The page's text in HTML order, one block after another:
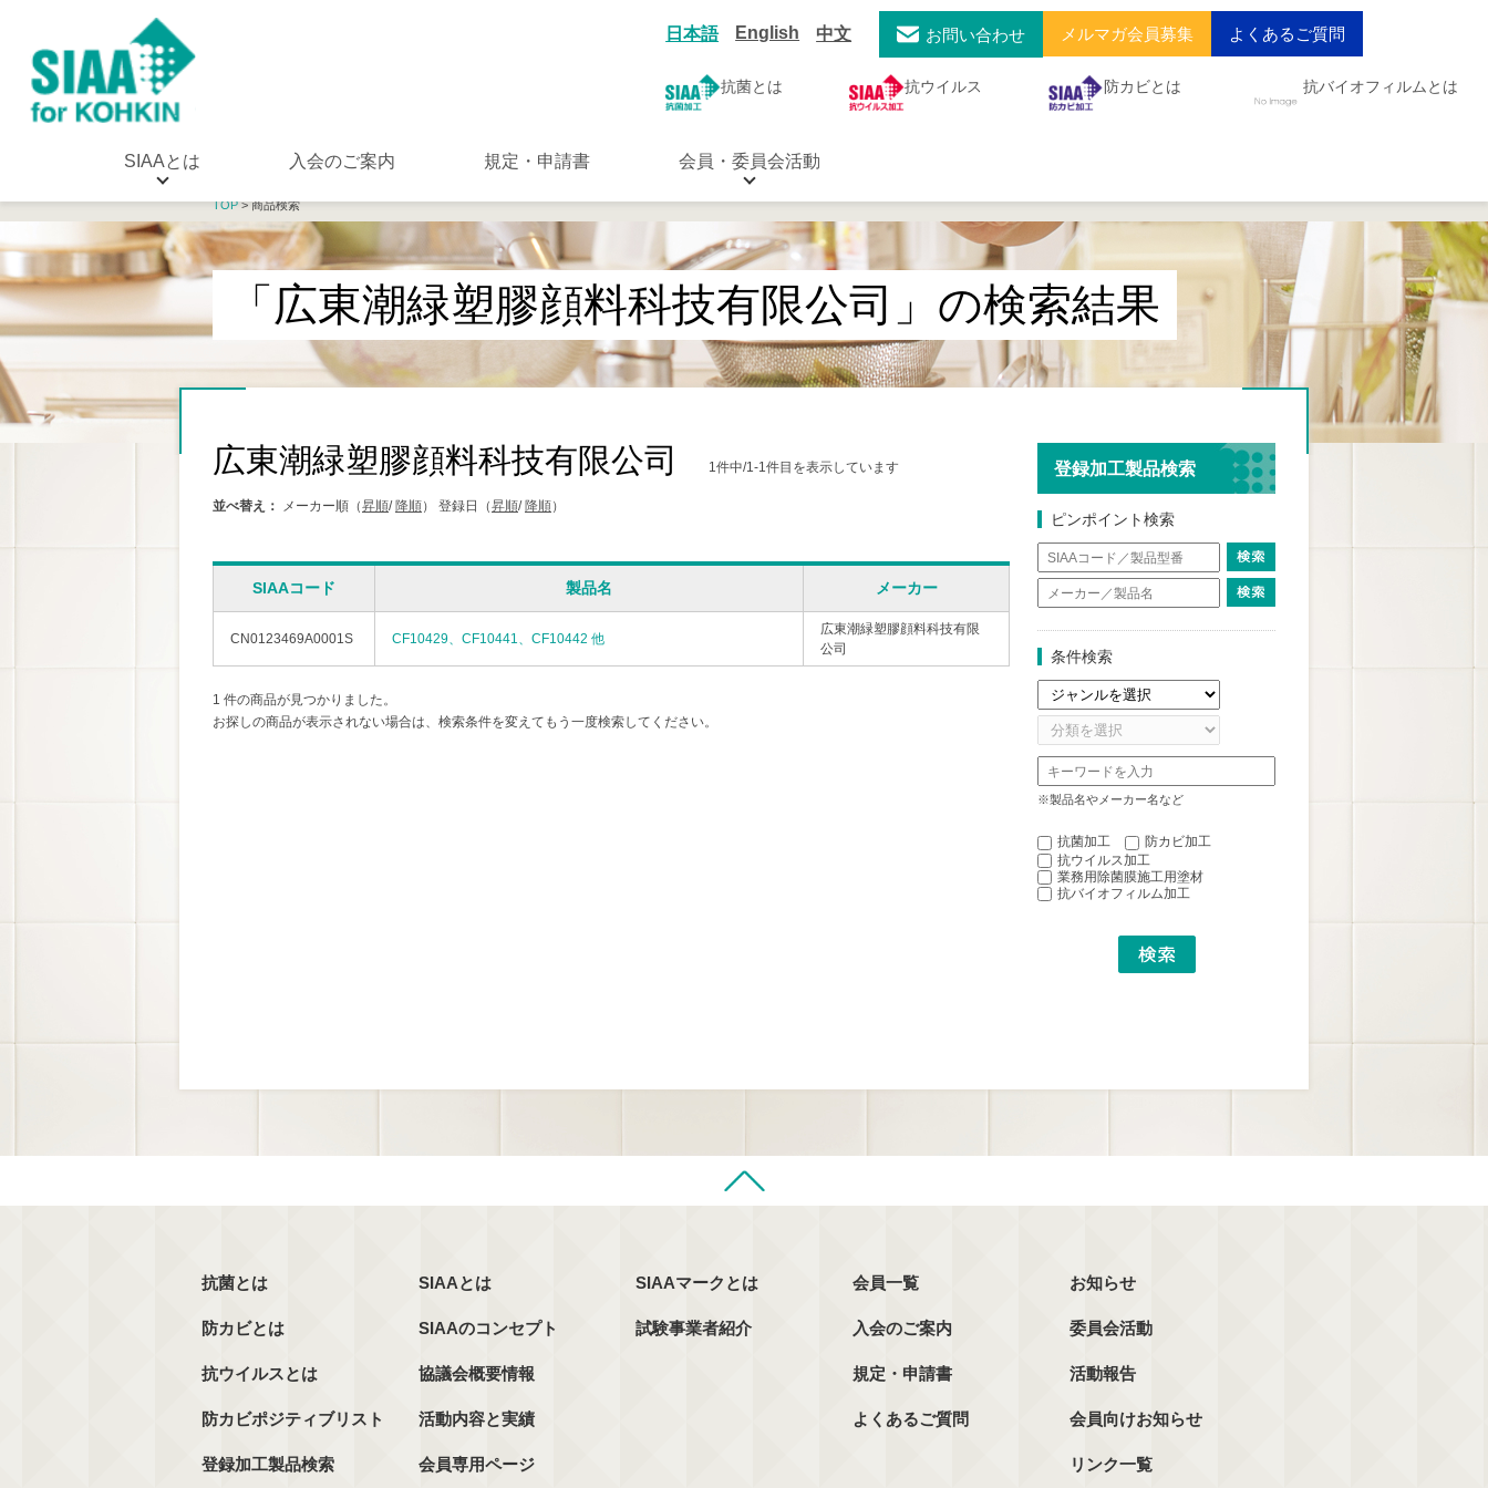
日本語 English 中文 お問い合わせ メルマガ会員募集 よくあるご質問
抗菌とは 抗ウイルス 防カビとは 抗バイオフィルムとは
SIAAとは 入会のご案内 規定・申請書 会員・委員会活動
TOP> 商品検索
「広東潮緑塑膠顔料科技有限公司」の検索結果
広東潮緑塑膠顔料科技有限公司 1件中/1-1件目を表示しています
並べ替え： メーカー順（昇順/ 降順） 登録日（昇順/ 降順）
SIAAコード 製品名 メーカー
CN0123469A0001S CF10429、CF10441、CF10442 他
広東潮緑塑膠顔料科技有限
公司
1 件の商品が見つかりました。
お探しの商品が表示されない場合は、検索条件を変えてもう一度検索してください。
登録加工製品検索
ピンポイント検索
条件検索
※製品名やメーカー名など
抗菌加工
防カビ加工
抗ウイルス加工
業務用除菌膜施工用塗材
抗バイオフィルム加工
抗菌とは
防カビとは
抗ウイルスとは
防カビポジティブリスト
登録加工製品検索
SIAAとは
SIAAのコンセプト
協議会概要情報
活動内容と実績
会員専用ページ
SIAAマークとは
試験事業者紹介
会員一覧
入会のご案内
規定・申請書
よくあるご質問
お知らせ
委員会活動
活動報告
会員向けお知らせ
リンク一覧